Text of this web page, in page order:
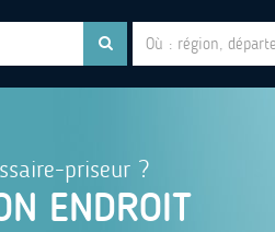
priseur ?
ENDROIT